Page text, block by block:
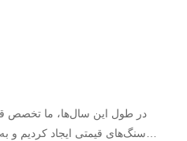
در طول این سال‌ها، ما تخصص
سنگ‌های قیمتی ایجاد کردیم و به